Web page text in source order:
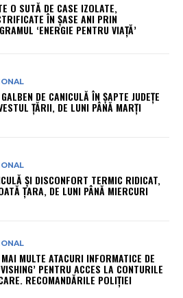
O SUTĂ DE CASE IZOLATE,
ÎN ȘASE ANI PRIN
‘ENERGIE PENTRU VIAȚĂ’
DE CANICULĂ ÎN ȘAPTE JUDEȚE
ȚĂRII, DE LUNI PÂNĂ MARȚI
ȘI DISCONFORT TERMIC RIDICAT,
ȚARA, DE LUNI PÂNĂ MIERCURI
MULTE ATACURI INFORMATICE DE
PENTRU ACCES LA CONTURILE
RECOMANDĂRILE POLIȚIEI